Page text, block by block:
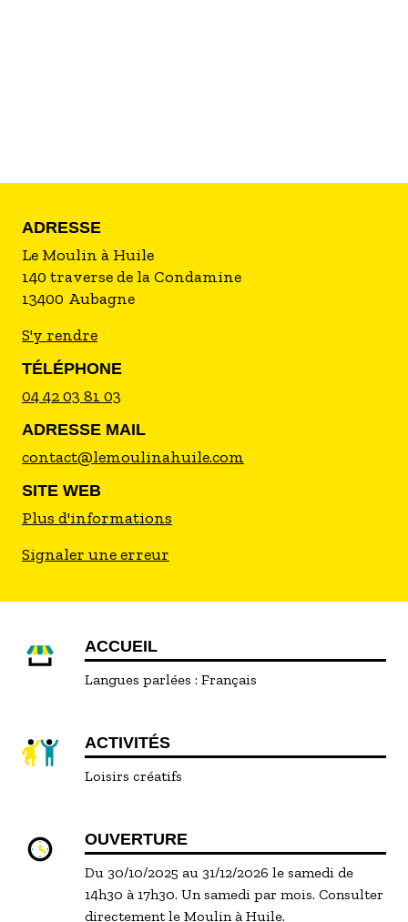
ADRESSE
Le Moulin à Huile
140 traverse de la Condamine
13400 Aubagne
S'y rendre
TÉLÉPHONE
04 42 03 81 03
ADRESSE MAIL
contact@lemoulinahuile.com
SITE WEB
Plus d'informations
Signaler une erreur
ACCUEIL
Langues parlées : Français
ACTIVITÉS
Loisirs créatifs
OUVERTURE
Du 30/10/2025 au 31/12/2026 le samedi de
14h30 à 17h30. Un samedi par mois. Consulter
directement le Moulin à Huile.